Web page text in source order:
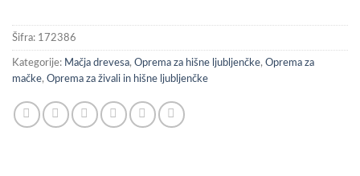
Šifra: 172386
Kategorije: Mačja drevesa, Oprema za hišne ljubljenčke, Oprema za
mačke, Oprema za živali in hišne ljubljenčke